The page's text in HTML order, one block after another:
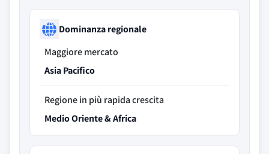
Dominanza regionale
Maggiore mercato
Asia Pacifico
Regione in più rapida crescita
Medio Oriente & Africa